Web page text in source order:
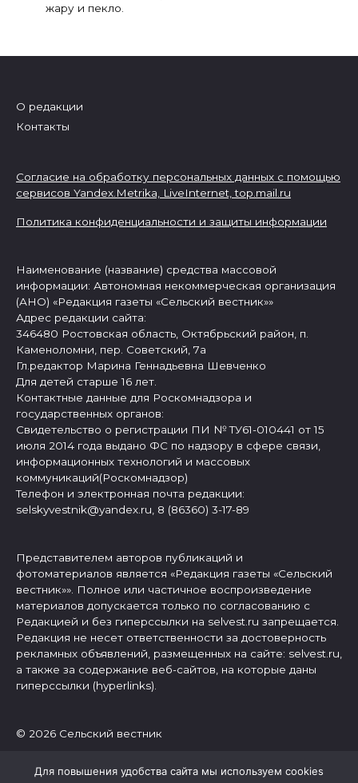
жару и пекло.
О редакции
Контакты
Согласие на обработку персональных данных с помощью
сервисов Yandex.Metrika, LiveInternet,top.mail.ru
Политика конфиденциальности и защиты информации
Наименование (название) средства массовой
информации: Автономная некоммерческая организация
(АНО) «Редакция газеты «Сельский вестник»»
Адрес редакции сайта:
346480 Ростовская область, Октябрьский район, п.
Каменоломни, пер. Советский, 7а
Гл.редактор Марина Геннадьевна Шевченко
Для детей старше 16 лет.
Контактные данные для Роскомнадзора и
государственных органов:
Свидетельство о регистрации ПИ № ТУ61-010441 от 15
июля 2014 года выдано ФС по надзору в сфере связи,
информационных технологий и массовых
коммуникаций(Роскомнадзор)
Телефон и электронная почта редакции:
selskyvestnik@yandex.ru, 8 (86360) 3-17-89
Представителем авторов публикаций и
фотоматериалов является «Редакция газеты «Сельский
вестник»». Полное или частичное воспроизведение
материалов допускается только по согласованию с
Редакцией и без гиперссылки на selvest.ru запрещается.
Редакция не несет ответственности за достоверность
рекламных объявлений, размещенных на сайте: selvest.ru,
а также за содержание веб-сайтов, на которые даны
гиперссылки (hyperlinks).
© 2026 Сельский вестник
Для повышения удобства сайта мы используем cookies